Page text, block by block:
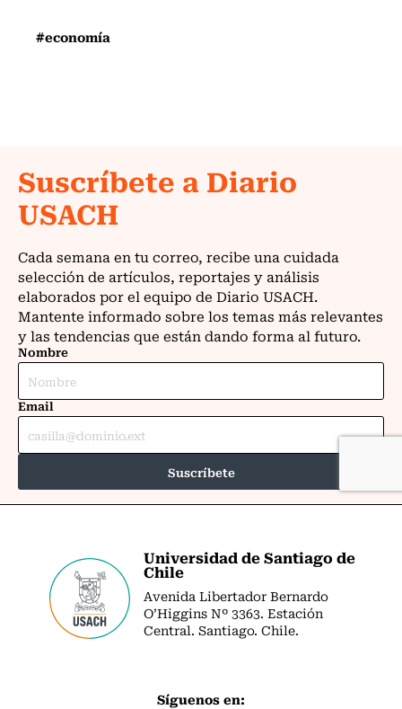
#economía
Universidad de Santiago de
Chile
Avenida Libertador Bernardo
O’Higgins Nº 3363. Estación
Central. Santiago. Chile.
Síguenos en: